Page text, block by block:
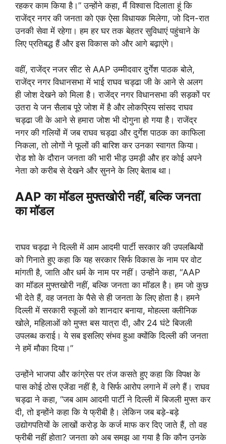
रहकर काम किया है।” उन्होंने कहा, मैं विश्वास दिलाता हूं कि
राजेंद्र नगर की जनता को एक ऐसा विधायक मिलेगा, जो दिन-रात
उनकी सेवा में रहेगा। हम हर घर तक बेहतर सुविधाएं पहुंचाने के
लिए प्रतिबद्ध हैं और इस विकास को और आगे बढ़ाएंगे।
वहीं, राजेंद्र नजर सीट से AAP उम्मीदवार दुर्गेश पाठक बोले,
राजेंद्र नगर विधानसभा में भाई राघव चड्ढा जी के आने से अलग
ही जोश देखने को मिला है। राजेंद्र नगर विधानसभा की सड़कों पर
उतरा ये जन सैलाब पूरे जोश में है और लोकप्रिय सांसद राघव
चड्ढा जी के आने से हमारा जोश भी दोगुना हो गया है। राजेंद्र
नगर की गलियों में जब राघव चड्ढा और दुर्गेश पाठक का काफिला
निकला, तो लोगों ने फूलों की बारिश कर उनका स्वागत किया।
रोड शो के दौरान जनता की भारी भीड़ उमड़ी और हर कोई अपने
नेता को करीब से देखने और सुनने के लिए बेताब था।
AAP का मॉडल मुफ्तखोरी नहीं, बल्कि जनता
का मॉडल
राघव चड्ढा ने दिल्ली में आम आदमी पार्टी सरकार की उपलब्धियों
को गिनाते हुए कहा कि यह सरकार सिर्फ विकास के नाम पर वोट
मांगती है, जाति और धर्म के नाम पर नहीं। उन्होंने कहा, “AAP
का मॉडल मुफ्तखोरी नहीं, बल्कि जनता का मॉडल है। हम जो कुछ
भी देते हैं, वह जनता के पैसे से ही जनता के लिए होता है। हमने
दिल्ली में सरकारी स्कूलों को शानदार बनाया, मोहल्ला क्लीनिक
खोले, महिलाओं को मुफ्त बस यात्रा दी, और 24 घंटे बिजली
उपलब्ध कराई। ये सब इसलिए संभव हुआ क्योंकि दिल्ली की जनता
ने हमें मौका दिया।”
उन्होंने भाजपा और कांग्रेस पर तंज कसते हुए कहा कि विपक्ष के
पास कोई ठोस एजेंडा नहीं है, वे सिर्फ आरोप लगाने में लगे हैं। राघव
चड्ढा ने कहा, “जब आम आदमी पार्टी ने दिल्ली में बिजली मुफ्त कर
दी, तो इन्होंने कहा कि ये फ्रीबी है। लेकिन जब बड़े-बड़े
उद्योगपतियों के लाखों करोड़ के कर्ज माफ कर दिए जाते हैं, तो वह
फ्रीबी नहीं होता? जनता को अब समझ आ गया है कि कौन उनके